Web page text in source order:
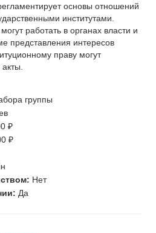
развитию
управление (ГМУ)
основы отношений
институтами.
работать в органах власти и
представления интересов
праву могут
группы
₽
₽
Нет
Да